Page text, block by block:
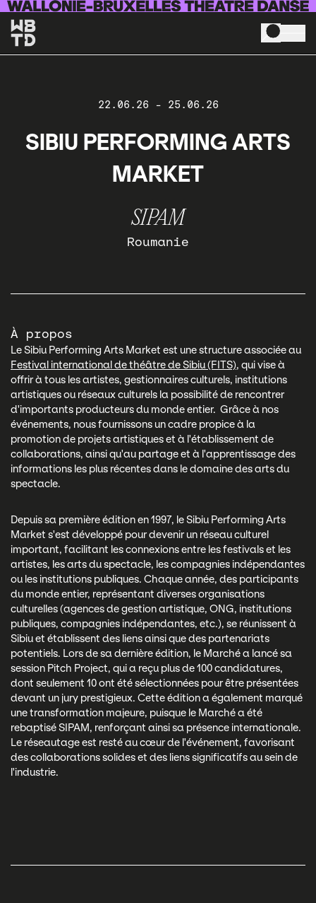
Skip to main content
22.06.26 - 25.06.26
SIBIU PERFORMING ARTS
MARKET
SIPAM
Roumanie
À propos
Le Sibiu Performing Arts Market est une structure associée au
Festival international de théâtre de Sibiu (FITS), qui vise à
offrir à tous les artistes, gestionnaires culturels, institutions
artistiques ou réseaux culturels la possibilité de rencontrer
d'importants producteurs du monde entier. Grâce à nos
événements, nous fournissons un cadre propice à la
promotion de projets artistiques et à l'établissement de
collaborations, ainsi qu'au partage et à l'apprentissage des
informations les plus récentes dans le domaine des arts du
spectacle.
Depuis sa première édition en 1997, le Sibiu Performing Arts
Market s'est développé pour devenir un réseau culturel
important, facilitant les connexions entre les festivals et les
artistes, les arts du spectacle, les compagnies indépendantes
ou les institutions publiques. Chaque année, des participants
du monde entier, représentant diverses organisations
culturelles (agences de gestion artistique, ONG, institutions
publiques, compagnies indépendantes, etc.), se réunissent à
Sibiu et établissent des liens ainsi que des partenariats
potentiels. Lors de sa dernière édition, le Marché a lancé sa
session Pitch Project, qui a reçu plus de 100 candidatures,
dont seulement 10 ont été sélectionnées pour être présentées
devant un jury prestigieux. Cette édition a également marqué
une transformation majeure, puisque le Marché a été
rebaptisé SIPAM, renforçant ainsi sa présence internationale.
Le réseautage est resté au cœur de l'événement, favorisant
des collaborations solides et des liens significatifs au sein de
l'industrie.